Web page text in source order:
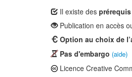
Il existe des prérequis
Publication en accès
Option au choix de
Pas d'embargo (aide)
Licence Creative